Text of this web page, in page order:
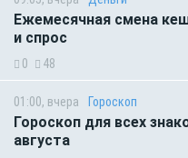
Ежемесячная смена
и спрос
0 48
01:00, вчера Гороскоп
Гороскоп для всех
августа